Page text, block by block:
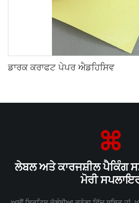
ਡਾਰਕ ਕਰਾਫਟ ਪੇਪਰ ਐਡਹਿਸਿਵ
ਲੇਬਲ ਅਤੇ ਕਾਰਜਸ਼ੀਲ ਪੈਕਿੰਗ
ਮੋਰੀ